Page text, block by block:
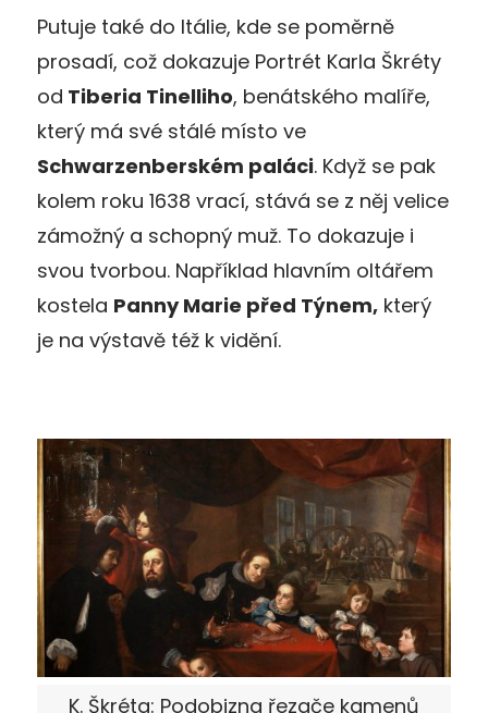
Putuje také do Itálie, kde se poměrně
prosadí, což dokazuje Portrét Karla Škréty
od Tiberia Tinelliho, benátského malíře,
který má své stálé místo ve
Schwarzenberském paláci. Když se pak
kolem roku 1638 vrací, stává se z něj velice
zámožný a schopný muž. To dokazuje i
svou tvorbou. Například hlavním oltářem
kostela Panny Marie před Týnem, který
je na výstavě též k vidění.
K. Škréta: Podobizna řezače kamenů